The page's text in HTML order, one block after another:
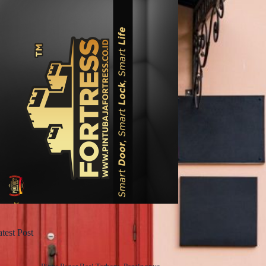
Post